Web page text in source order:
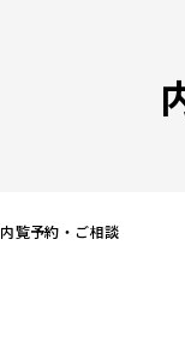
内覧予約・ご相談